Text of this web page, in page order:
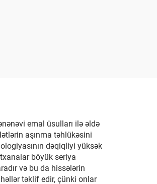
emal üsulları ilə əldə
aşınma təhlükəsini
dəqiqliyi yüksək
böyük seriya
və bu da hissələrin
təklif edir, çünki onlar